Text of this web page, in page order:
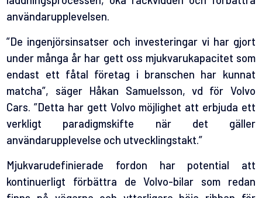
användarupplevelsen.
”De ingenjörsinsatser och investeringar vi har gjort
under många år har gett oss mjukvarukapacitet som
endast ett fåtal företag i branschen har kunnat
matcha”, säger Håkan Samuelsson, vd för Volvo
Cars. ”Detta har gett Volvo möjlighet att erbjuda ett
verkligt paradigmskifte när det gäller
användarupplevelse och utvecklingstakt.”
Mjukvarudefinierade fordon har potential att
kontinuerligt förbättra de Volvo-bilar som redan